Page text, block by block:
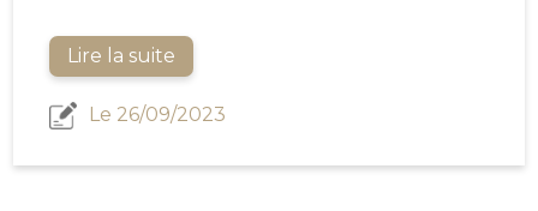
Lire la suite
Le 26/09/2023